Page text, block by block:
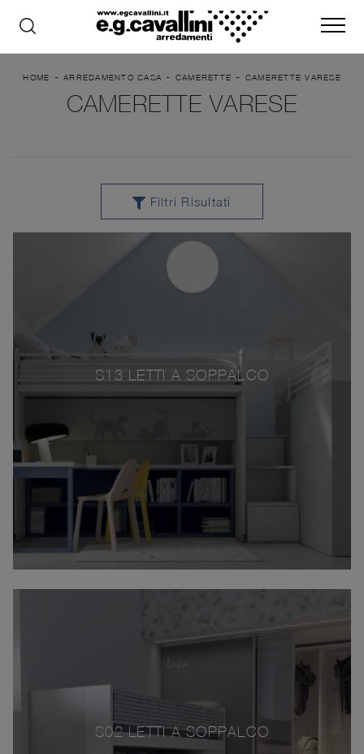
HOME - ARREDAMENTO CASA - CAMERETTE - CAMERETTE VARESE
CAMERETTE VARESE
Filtri Risultati
S13 LETTI A SOPPALCO
S02 LETTI A SOPPALCO